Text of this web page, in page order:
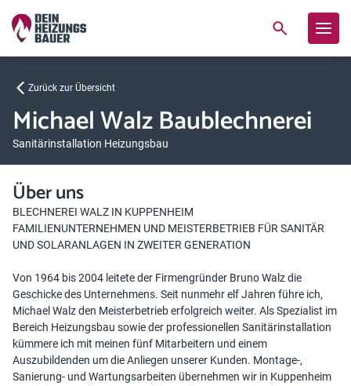
Zurück zur Übersicht
Michael Walz Baublechnerei
Sanitärinstallation Heizungsbau
Über uns
BLECHNEREI WALZ IN KUPPENHEIM
FAMILIENUNTERNEHMEN UND MEISTERBETRIEB FÜR SANITÄR
UND SOLARANLAGEN IN ZWEITER GENERATION
Von 1964 bis 2004 leitete der Firmengründer Bruno Walz die
Geschicke des Unternehmens. Seit nunmehr elf Jahren führe ich,
Michael Walz den Meisterbetrieb erfolgreich weiter. Als Spezialist im
Bereich Heizungsbau sowie der professionellen Sanitärinstallation
kümmere ich mit meinen fünf Mitarbeitern und einem
Auszubildenden um die Anliegen unserer Kunden. Montage-,
Sanierung- und Wartungsarbeiten übernehmen wir in Kuppenheim